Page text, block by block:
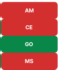
AM
CE
GO
MS